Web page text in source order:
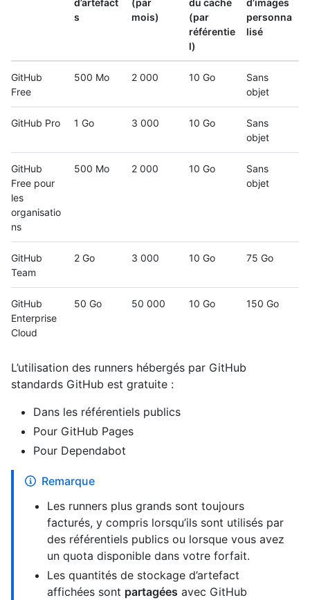
s
mois)
(par
référentie
l)
personna
lisé
GitHub
Free
500 Mo 2 000 10 Go
Sans
objet
GitHub Pro 1 Go 3 000 10 Go
Sans
objet
GitHub
Free pour
les
organisatio
ns
500 Mo 2 000 10 Go
Sans
objet
GitHub
Team
2 Go 3 000 10 Go 75 Go
GitHub
Enterprise
Cloud
50 Go 50 000 10 Go 150 Go
L’utilisation des runners hébergés par GitHub
standards GitHub est gratuite :
Dans les référentiels publics
Pour GitHub Pages
Pour Dependabot
Remarque
Les runners plus grands sont toujours
facturés, y compris lorsqu’ils sont utilisés par
des référentiels publics ou lorsque vous avez
un quota disponible dans votre forfait.
Les quantités de stockage d’artefact
affichées sont partagées avec GitHub